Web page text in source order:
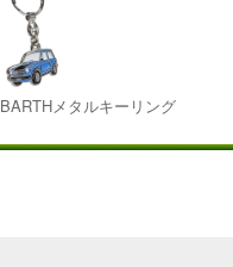
メタルキーリング